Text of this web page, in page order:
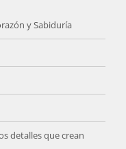
y Sabiduría
detalles que crean